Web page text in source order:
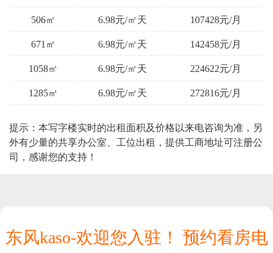
506㎡ 6.98元/㎡天 107428元/月
671㎡ 6.98元/㎡天 142458元/月
1058㎡ 6.98元/㎡天 224622元/月
1285㎡ 6.98元/㎡天 272816元/月
提示：本写字楼实时的出租面积及价格以来电咨询为准，另
外有少量的共享办公室、工位出租，提供工商地址可注册公
司，感谢您的支持！
东风kaso-欢迎您入驻！ 预约看房电